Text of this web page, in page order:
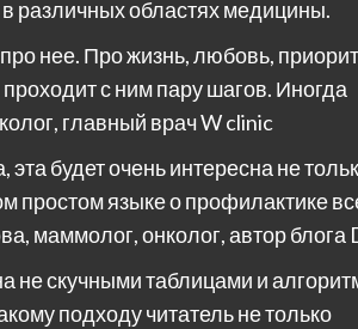
различных областях медицины.
нее. Про жизнь, любовь,
с ним пару шагов. Иногда
главный врач W clinic
будет очень интересна не
простом языке о профилактике
маммолог, онколог, автор блога
не скучными таблицами и
подходу читатель не только